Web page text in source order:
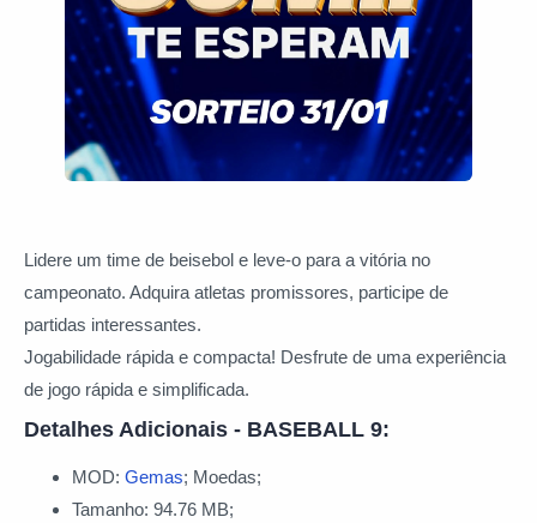
Lidere um time de beisebol e leve-o para a vitória no
campeonato. Adquira atletas promissores, participe de
partidas interessantes.
Jogabilidade rápida e compacta! Desfrute de uma experiência
de jogo rápida e simplificada.
Detalhes Adicionais - BASEBALL 9:
MOD: Gemas; Moedas;
Tamanho: 94.76 MB;